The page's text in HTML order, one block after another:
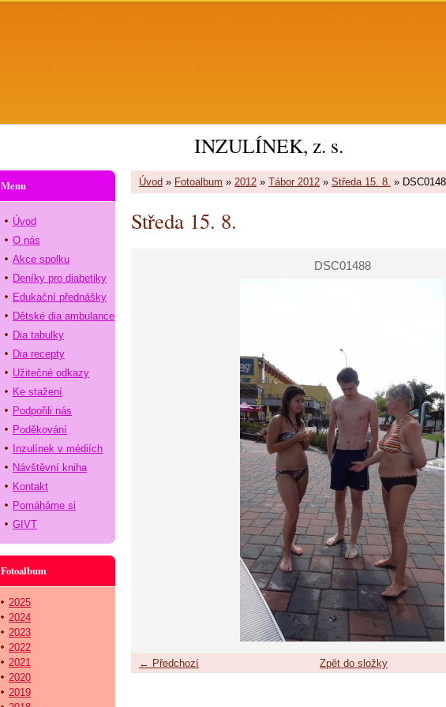
INZULÍNEK, z. s.
Úvod » Fotoalbum » 2012 » Tábor 2012 » Středa 15. 8. »
Středa 15. 8.
DSC01488
← Předchozí Zpět do složky
Menu
Úvod
O nás
Akce spolku
Deníky pro diabetiky
Edukační přednášky
Dětské dia ambulance
Dia tabulky
Dia recepty
Užitečné odkazy
Ke stažení
Podpořili nás
Poděkování
Inzulínek v médiích
Návštěvní kniha
Kontakt
Pomáháme si
GIVT
Fotoalbum
2025
2024
2023
2022
2021
2020
2019